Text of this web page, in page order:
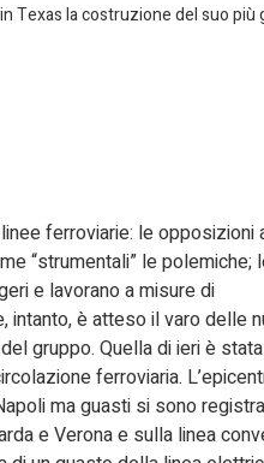
Texas la costruzione del suo
ferroviarie: le opposizioni
“strumentali” le polemiche;
e lavorano a misure di
intanto, è atteso il varo delle
gruppo. Quella di ieri è stata
ferroviaria.
ma guasti si sono
e Verona e sulla linea